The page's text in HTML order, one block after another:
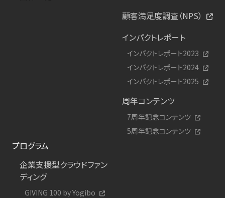
顧客満足度調査（NPS）
インパクトレポート
インパクトレポート2023
インパクトレポート2024
インパクトレポート2025
周年コンテンツ
7周年記念コンテンツ
5周年記念コンテンツ
プログラム
企業支援型クラウドファン
ディング
GIVING 100 by Yogibo